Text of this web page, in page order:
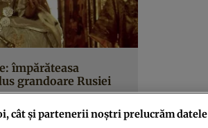
împărăteasa
grandoare Rusiei
cât și partenerii noștri prelucrăm